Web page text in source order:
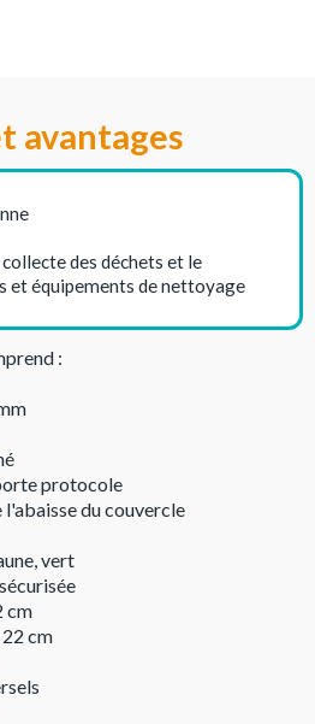
avantages
des déchets et le
et équipements de nettoyage
:
protocole
du couvercle
vert
cm
cm